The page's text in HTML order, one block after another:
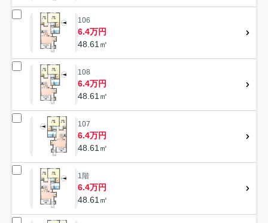
106
6.4万円
48.61㎡
108
6.4万円
48.61㎡
107
6.4万円
48.61㎡
1階
6.4万円
48.61㎡